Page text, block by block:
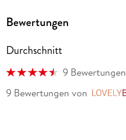
Bewertungen
Durchschnitt
9 Bewertungen
9 Bewertungen von